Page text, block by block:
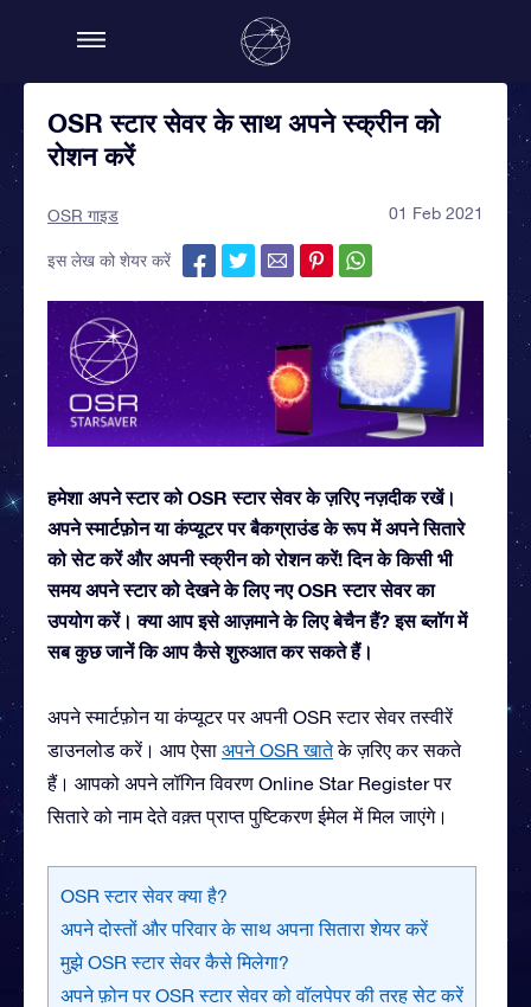
OSR स्टार सेवर के साथ अपने स्क्रीन को
रोशन करें
OSR गाइड 01 Feb 2021
इस लेख को शेयर करें
हमेशा अपने स्टार को OSR स्टार सेवर के ज़रिए नज़दीक रखें।
अपने स्मार्टफ़ोन या कंप्यूटर पर बैकग्राउंड के रूप में अपने सितारे
को सेट करें और अपनी स्क्रीन को रोशन करें! दिन के किसी भी
समय अपने स्टार को देखने के लिए नए OSR स्टार सेवर का
उपयोग करें। क्या आप इसे आज़माने के लिए बेचैन हैं? इस ब्लॉग में
सब कुछ जानें कि आप कैसे शुरुआत कर सकते हैं।
अपने स्मार्टफ़ोन या कंप्यूटर पर अपनी OSR स्टार सेवर तस्वीरें
डाउनलोड करें। आप ऐसा अपने OSR खातेके ज़रिए कर सकते
हैं। आपको अपने लॉगिन विवरण Online Star Register पर
सितारे को नाम देते वक़्त प्राप्त पुष्टिकरण ईमेल में मिल जाएंगे।
OSR स्टार सेवर क्या है?
अपने दोस्तों और परिवार के साथ अपना सितारा शेयर करें
मुझे OSR स्टार सेवर कैसे मिलेगा?
अपने फ़ोन पर OSR स्टार सेवर को वॉलपेपर की तरह सेट करें